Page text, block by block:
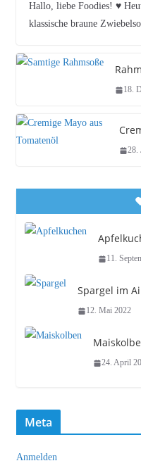
Hallo, liebe Foodies! ♥︎
klassische braune
18.
28.
11.
Spargel im
12. Mai 2022
24. April
Meta
Anmelden